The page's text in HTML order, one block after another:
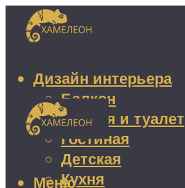
Дизайн интерьера
Балкон
Ванная и туалет
Гостиная
Детская
Кухня
Меню